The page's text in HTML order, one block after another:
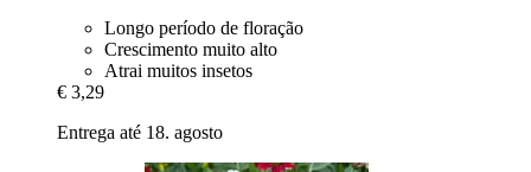
Longo período de floração
Crescimento muito alto
Atrai muitos insetos
€ 3,29
Entrega até 18. agosto